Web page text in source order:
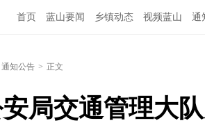
首页 蓝山要闻 乡镇动态 视频蓝山 通
通知公告 > 正文
局交通管理大